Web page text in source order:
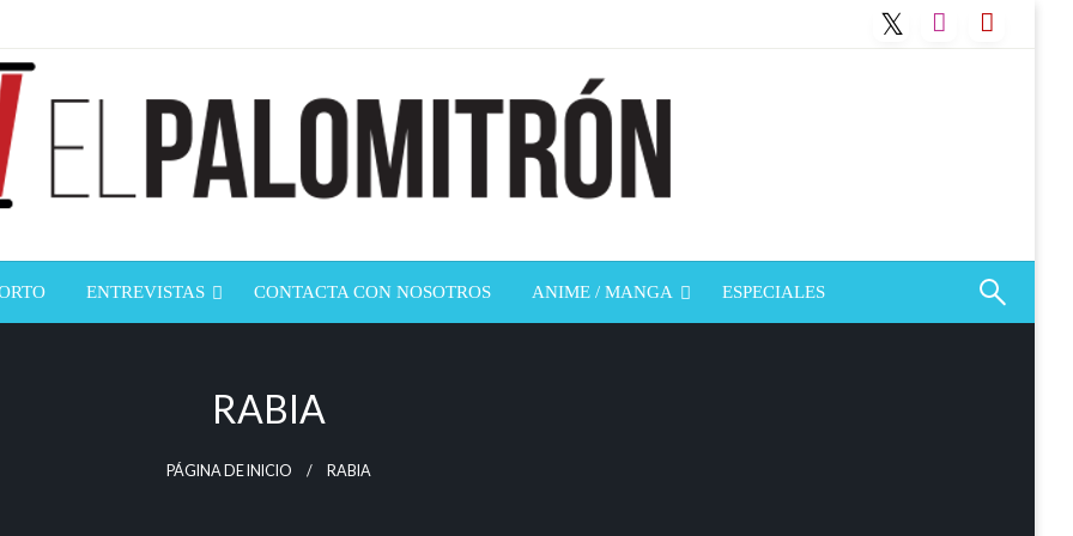
ENTREVISTAS CONTACTA CON NOSOTROS ANIME / MANGA ESPECIALES
RABIA
PÁGINA DE INICIO RABIA